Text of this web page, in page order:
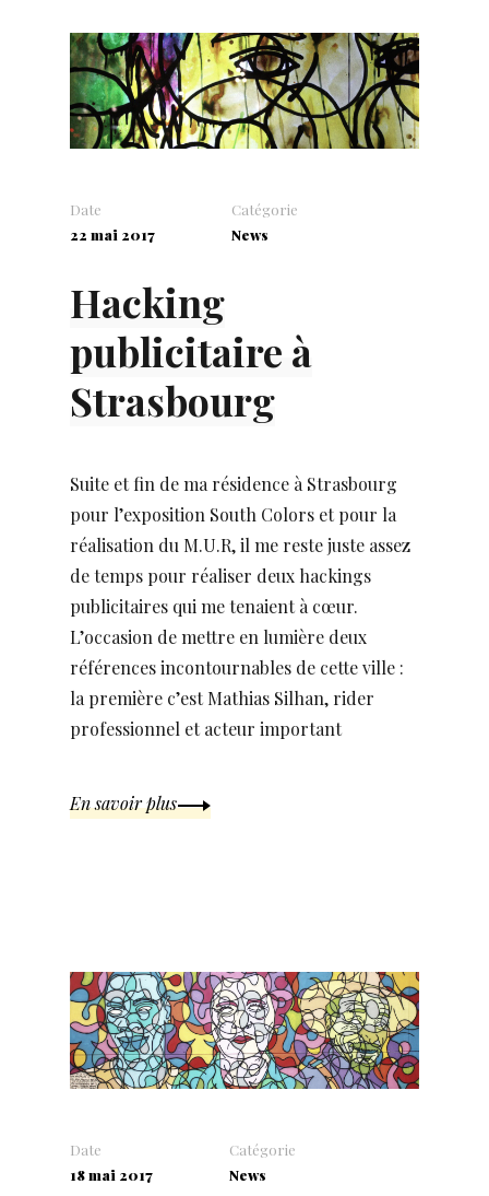
Date
22 mai 2017
Catégorie
News
Hacking
publicitaire à
Strasbourg
Suite et fin de ma résidence à Strasbourg
pour l’exposition South Colors et pour la
réalisation du M.U.R, il me reste juste assez
de temps pour réaliser deux hackings
publicitaires qui me tenaient à cœur.
L’occasion de mettre en lumière deux
références incontournables de cette ville :
la première c’est Mathias Silhan, rider
professionnel et acteur important
En savoir plus
Date
18 mai 2017
Catégorie
News